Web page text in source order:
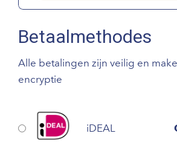
Betaalmethodes
Alle betalingen zijn veilig en
encryptie
iDEAL